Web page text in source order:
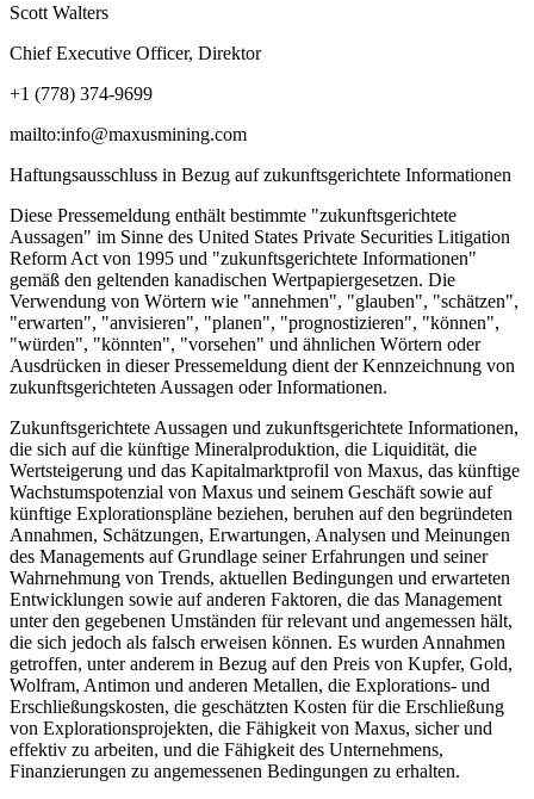
Scott Walters
Chief Executive Officer, Direktor
+1 (778) 374-9699
mailto:info@maxusmining.com
Haftungsausschluss in Bezug auf zukunftsgerichtete Informationen
Diese Pressemeldung enthält bestimmte "zukunftsgerichtete
Aussagen" im Sinne des United States Private Securities Litigation
Reform Act von 1995 und "zukunftsgerichtete Informationen"
gemäß den geltenden kanadischen Wertpapiergesetzen. Die
Verwendung von Wörtern wie "annehmen", "glauben", "schätzen",
"erwarten", "anvisieren", "planen", "prognostizieren", "können",
"würden", "könnten", "vorsehen" und ähnlichen Wörtern oder
Ausdrücken in dieser Pressemeldung dient der Kennzeichnung von
zukunftsgerichteten Aussagen oder Informationen.
Zukunftsgerichtete Aussagen und zukunftsgerichtete Informationen,
die sich auf die künftige Mineralproduktion, die Liquidität, die
Wertsteigerung und das Kapitalmarktprofil von Maxus, das künftige
Wachstumspotenzial von Maxus und seinem Geschäft sowie auf
künftige Explorationspläne beziehen, beruhen auf den begründeten
Annahmen, Schätzungen, Erwartungen, Analysen und Meinungen
des Managements auf Grundlage seiner Erfahrungen und seiner
Wahrnehmung von Trends, aktuellen Bedingungen und erwarteten
Entwicklungen sowie auf anderen Faktoren, die das Management
unter den gegebenen Umständen für relevant und angemessen hält,
die sich jedoch als falsch erweisen können. Es wurden Annahmen
getroffen, unter anderem in Bezug auf den Preis von Kupfer, Gold,
Wolfram, Antimon und anderen Metallen, die Explorations- und
Erschließungskosten, die geschätzten Kosten für die Erschließung
von Explorationsprojekten, die Fähigkeit von Maxus, sicher und
effektiv zu arbeiten, und die Fähigkeit des Unternehmens,
Finanzierungen zu angemessenen Bedingungen zu erhalten.